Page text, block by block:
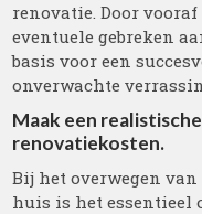
renovatie. Door
eventuele gebreken
basis voor een
onverwachte
Maak een
renovatiekosten.
Bij het overwegen
huis is het essentieel